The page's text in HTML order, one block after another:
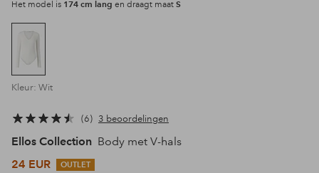
Het model is 174 cm lang en draagt maat S
Kleur: Wit
6 3 beoordelingen
Ellos Collection Body met V-hals
24 EUR
OUTLET